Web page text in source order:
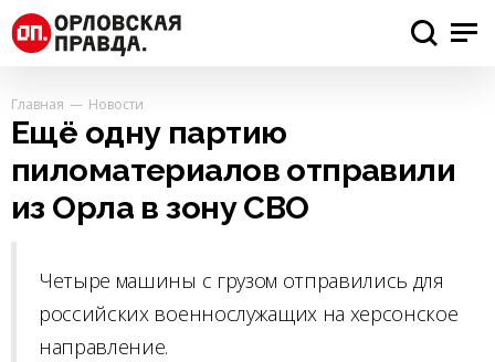
Главная Новости
Ещё одну партию
пиломатериалов отправили
из Орла в зону СВО
Четыре машины с грузом отправились для
российских военнослужащих на херсонское
направление.